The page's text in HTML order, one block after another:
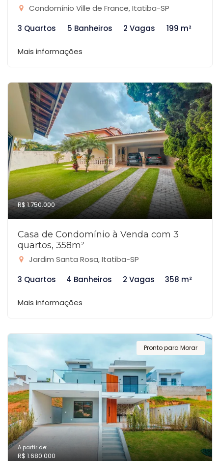
Condomínio Ville de France, Itatiba-SP
3 Quartos
5 Banheiros 2 Vagas 199 m²
Mais informações
R$ 1.750.000
Casa de Condomínio à Venda com 3
quartos, 358m²
Jardim Santa Rosa, Itatiba-SP
3 Quartos
4 Banheiros 2 Vagas 358 m²
Mais informações
Pronto para Morar
A partir de:
R$ 1.680.000